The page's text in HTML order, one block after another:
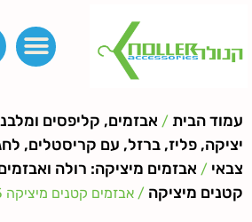
עמוד הבית / אבזמים, קליפסים
יציקה, פליז, ברזל, עם קריסטלים,
צבאי / אבזמים מיציקה: רולה
קטנים מיציקה / אבזמים קטנים מיציקה 9135